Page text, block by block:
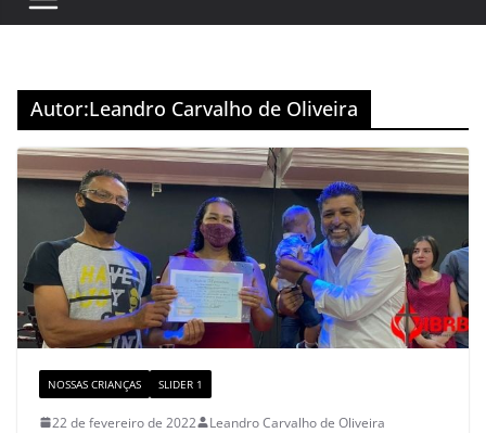
e
o
o
k
gr
m
gl
M
a
p
s
Autor:Leandro Carvalho de Oliveira
NOSSAS CRIANÇAS SLIDER 1
22 de fevereiro de 2022 Leandro Carvalho de Oliveira